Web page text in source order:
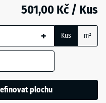
501,00 Kč / Kus
+ Kus m²
plochu